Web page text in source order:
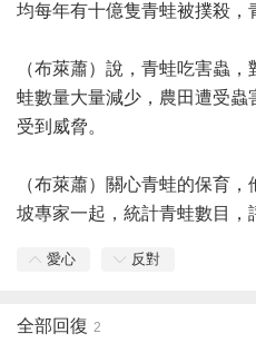
均每年有十億隻青蛙被撲殺，
（布萊蕭）說，青蛙吃害蟲
蛙數量大量減少，農田遭受
受到威脅。
（布萊蕭）關心青蛙的保育，
坡專家一起，統計青蛙數目，
愛心 反對
全部回復 2